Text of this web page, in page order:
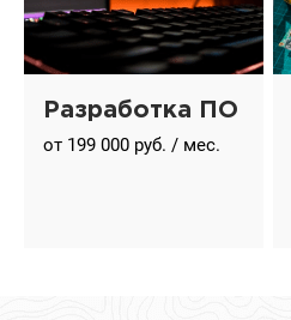
Разработка ПО
от 199 000 руб. / мес.